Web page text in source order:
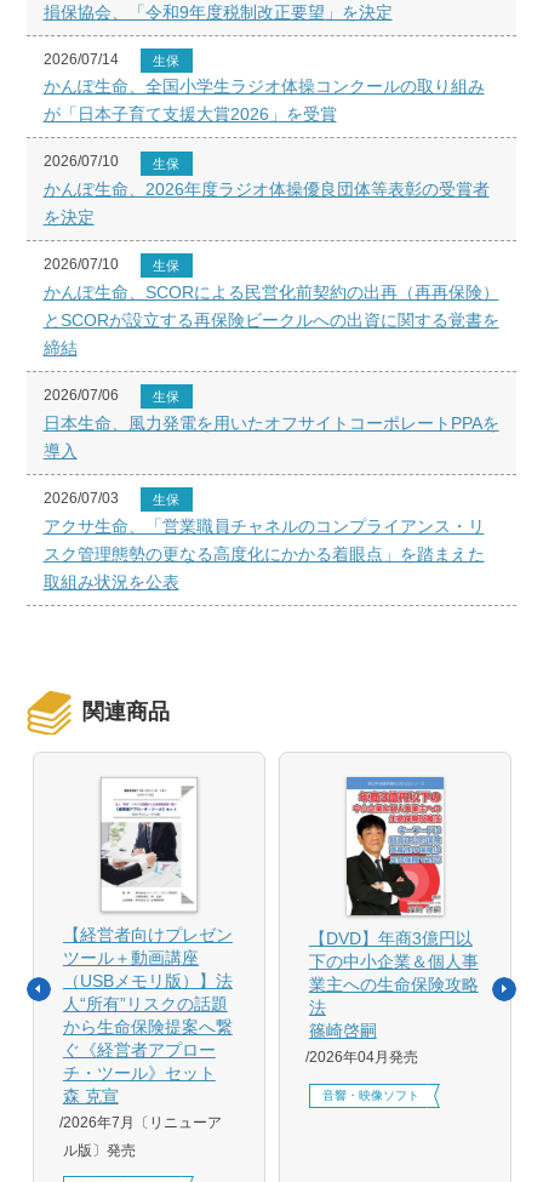
損保協会、「令和9年度税制改正要望」を決定
2026/07/14 生保
かんぽ生命、全国小学生ラジオ体操コンクールの取り組み
が「日本子育て支援大賞2026」を受賞
2026/07/10 生保
かんぽ生命、2026年度ラジオ体操優良団体等表彰の受賞者
を決定
2026/07/10 生保
かんぽ生命、SCORによる民営化前契約の出再（再再保険）
とSCORが設立する再保険ビークルへの出資に関する覚書を
締結
2026/07/06 生保
日本生命、風力発電を用いたオフサイトコーポレートPPAを
導入
2026/07/03 生保
アクサ生命、「営業職員チャネルのコンプライアンス・リ
スク管理態勢の更なる高度化にかかる着眼点」を踏まえた
取組み状況を公表
関連商品
【経営者向けプレゼン
ツール＋動画講座
（USBメモリ版）】法
人“所有”リスクの話題
から生命保険提案へ繋
ぐ《経営者アプロー
チ・ツール》セット
森 克宣
2026年7月〔リニューア
ル版〕発売
【DVD】年商3億円以
下の中小企業＆個人事
業主への生命保険攻略
法
篠崎啓嗣
2026年04月発売
音響・映像ソフト